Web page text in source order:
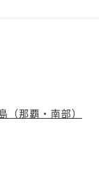
（那覇・南部）